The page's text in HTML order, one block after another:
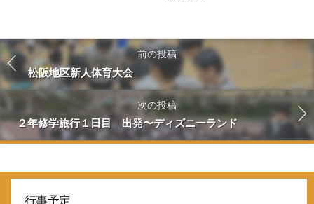
前の投稿
松阪地区新人体育大会
次の投稿
２年修学旅行１日目 出発〜ディズニーランド
行事予定